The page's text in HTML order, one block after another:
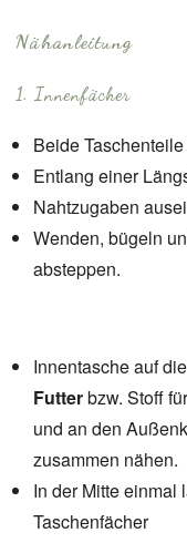
Nähanleitung
1. Innenfächer
Beide
Entlang einer
Nahtzugaben
Wenden, bügeln
absteppen.
Innentasche auf
Futterbzw. Stoff
und an den
zusammen nähen.
In der Mitte einmal
Taschenfächer